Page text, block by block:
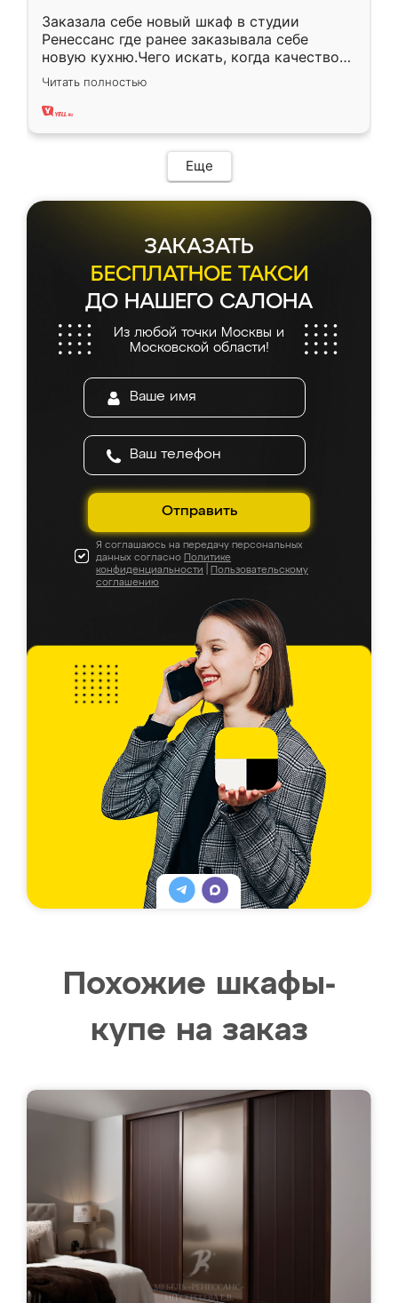
Заказала себе новый шкаф в студии
Ренессанс где ранее заказывала себе
новую кухню.Чего искать, когда качеством
вполне довольна. Служит кухня уже почти
два года, нареканий нет.
Читать полностью
Еще
ЗАКАЗАТЬ
БЕСПЛАТНОЕ ТАКСИ
ДО НАШЕГО САЛОНА
Из любой точки Москвы и
Московской области!
Отправить
Я соглашаюсь на передачу персональных
данных согласно Политике
конфиденциальности
Пользовательскому
соглашению
Похожие шкафы-
купе на заказ